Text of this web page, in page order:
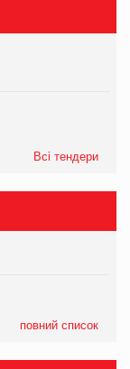
Всі тендери
повний список